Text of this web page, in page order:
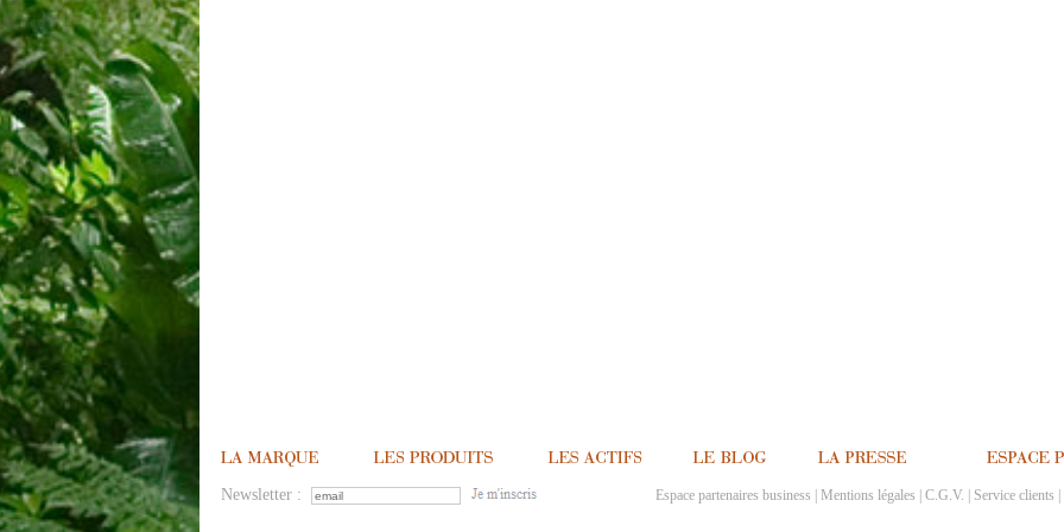
Newsletter : Espace partenaires business | Mentions légales | C.G.V. | Service clients |